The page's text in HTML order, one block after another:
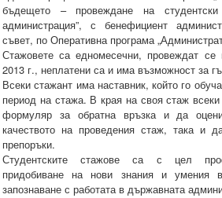
бъдещето – провеждане на
администрация”, с бенефициент
съвет, по Оперативна програма
Стажовете са едномесечни, провеждат
2013 г., неплатени са и има възможност за
Всеки стажант има наставник, който го
период на стажа. В края на своя стаж
формуляр за обратна връзка и да
качеството на проведения стаж, така и
препоръки.
Студентските стажове са с цел
придобиване на нови знания и умения
запознаване с работата в държавната